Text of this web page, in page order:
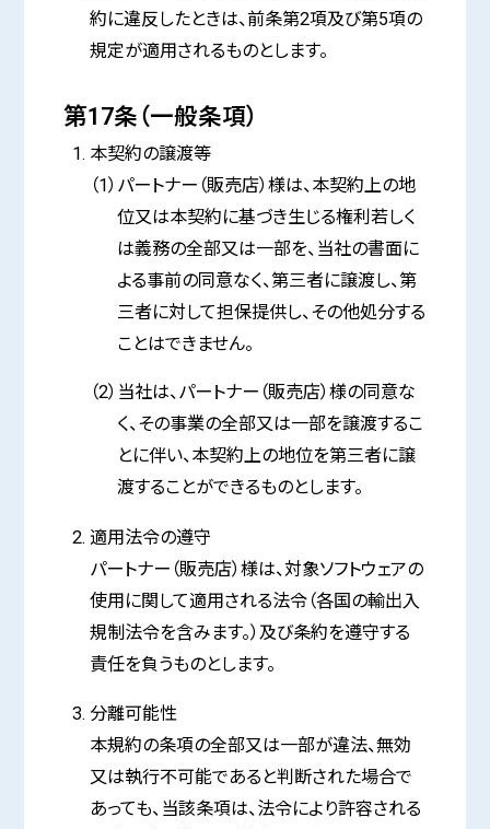
約に違反したときは、前条第2項及び第5項の
規定が適用されるものとします。
第17条（一般条項）
本契約の譲渡等
（1）パートナー（販売店）様は、本契約上の地
位又は本契約に基づき生じる権利若しく
は義務の全部又は一部を、当社の書面に
よる事前の同意なく、第三者に譲渡し、第
三者に対して担保提供し、その他処分する
ことはできません。
（2）当社は、パートナー（販売店）様の同意な
く、その事業の全部又は一部を譲渡するこ
とに伴い、本契約上の地位を第三者に譲
渡することができるものとします。
適用法令の遵守
パートナー（販売店）様は、対象ソフトウェアの
使用に関して適用される法令（各国の輸出入
規制法令を含みます。）及び条約を遵守する
責任を負うものとします。
分離可能性
本規約の条項の全部又は一部が違法、無効
又は執行不可能であると判断された場合で
あっても、当該条項は、法令により許容される